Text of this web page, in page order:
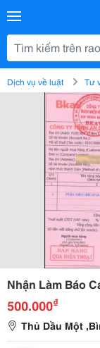
Dịch vụ về luật Tư
Nhận Làm Báo
500.000₫
Thủ Dầu Một